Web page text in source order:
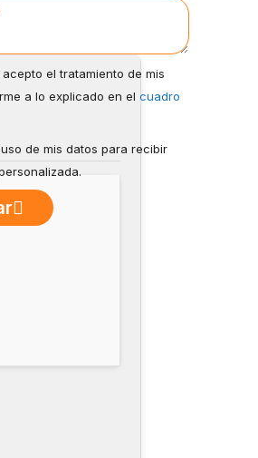
acepto el tratamiento de mis
a lo explicado en elcuadro
de mis datos para recibir